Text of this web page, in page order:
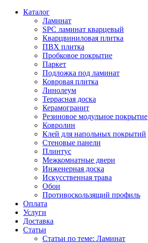
Каталог
Ламинат
SPC ламинат кварцевый
Кварцвиниловая плитка
ПВХ плитка
Пробковое покрытие
Паркет
Подложка под ламинат
Ковровая плитка
Линолеум
Террасная доска
Керамогранит
Резиновое модульное покрытие
Ковролин
Клей для напольных покрытий
Стеновые панели
Плинтус
Межкомнатные двери
Инженерная доска
Искусственная трава
Обои
Противоскользящий профиль
Оплата
Услуги
Доставка
Статьи
Статьи по теме: Ламинат